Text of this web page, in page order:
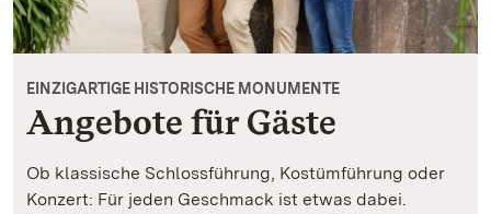
EINZIGARTIGE HISTORISCHE MONUMENTE
Angebote für Gäste
Ob klassische Schlossführung, Kostümführung oder
Konzert: Für jeden Geschmack ist etwas dabei.